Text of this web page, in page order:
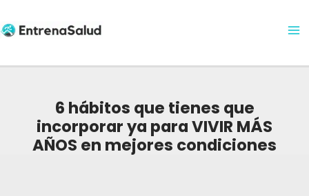
al
6 hábitos que tienes que
incorporar ya para VIVIR MÁS
AÑOS en mejores condiciones